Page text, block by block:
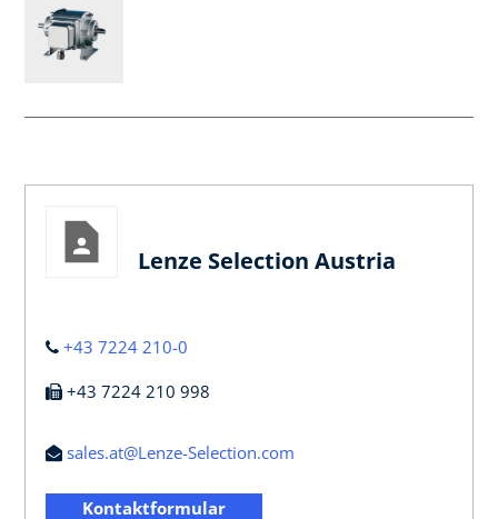
Lenze Selection Austria
+43 7224 210-0
+43 7224 210 998
sales.at@Lenze-Selection.com
Kontaktformular